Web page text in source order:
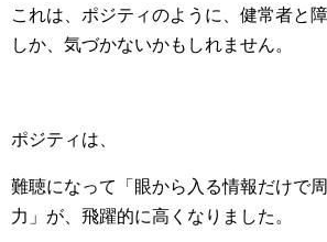
これは、ポジティのように、健常者と
しか、気づかないかもしれません。
ポジティは、
難聴になって「眼から入る情報だけで
力」が、飛躍的に高くなりました。